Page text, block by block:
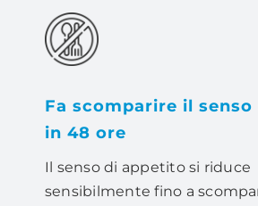
Fa scomparire il senso
in 48 ore
Il senso di appetito si riduce
sensibilmente fino a